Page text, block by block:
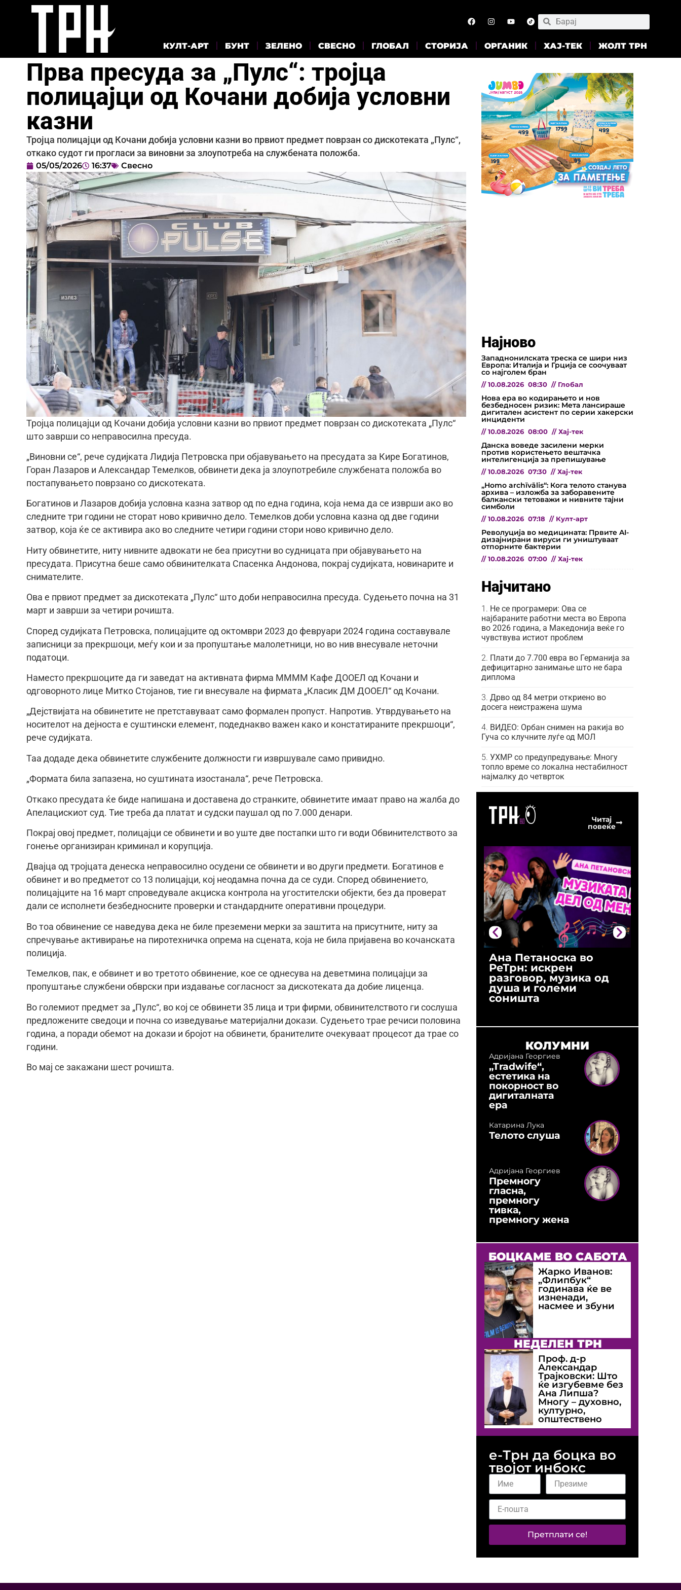
КУЛТ-АРТ БУНТ ЗЕЛЕНО СВЕСНО ГЛОБАЛ СТОРИЈА ОРГАНИК ХАЈ-ТЕК ЖОЛТ ТРН
Прва пресуда за „Пулс“: тројца
полицајци од Кочани добија условни
казни
Тројца полицајци од Кочани добија условни казни во првиот предмет поврзан со дискотеката „Пулс“,
откако судот ги прогласи за виновни за злоупотреба на службената положба.
05/05/2026 16:37 Свесно
Тројца полицајци од Кочани добија условни казни во првиот предмет поврзан со дискотеката „Пулс“
што заврши со неправосилна пресуда.
„Виновни се“, рече судијката Лидија Петровска при објавувањето на пресудата за Кире Богатинов,
Горан Лазаров и Александар Темелков, обвинети дека ја злоупотребиле службената положба во
постапувањето поврзано со дискотеката.
Богатинов и Лазаров добија условна казна затвор од по една година, која нема да се изврши ако во
следните три години не сторат ново кривично дело. Темелков доби условна казна од две години
затвор, која ќе се активира ако во следните четири години стори ново кривично дело.
Ниту обвинетите, ниту нивните адвокати не беа присутни во судницата при објавувањето на
пресудата. Присутна беше само обвинителката Спасенка Андонова, покрај судијката, новинарите и
снимателите.
Ова е првиот предмет за дискотеката „Пулс“ што доби неправосилна пресуда. Судењето почна на 31
март и заврши за четири рочишта.
Според судијката Петровска, полицајците од октомври 2023 до февруари 2024 година составувале
записници за прекршоци, меѓу кои и за пропуштање малолетници, но во нив внесувале неточни
податоци.
Наместо прекршоците да ги заведат на активната фирма ММММ Кафе ДООЕЛ од Кочани и
одговорното лице Митко Стојанов, тие ги внесувале на фирмата „Класик ДМ ДООЕЛ“ од Кочани.
„Дејствијата на обвинетите не претставуваат само формален пропуст. Напротив. Утврдувањето на
носителот на дејноста е суштински елемент, подеднакво важен како и констатираните прекршоци“,
рече судијката.
Таа додаде дека обвинетите службените должности ги извршувале само привидно.
„Формата била запазена, но суштината изостанала“, рече Петровска.
Откако пресудата ќе биде напишана и доставена до странките, обвинетите имаат право на жалба до
Апелацискиот суд. Тие треба да платат и судски паушал од по 7.000 денари.
Покрај овој предмет, полицајци се обвинети и во уште две постапки што ги води Обвинителството за
гонење организиран криминал и корупција.
Двајца од тројцата денеска неправосилно осудени се обвинети и во други предмети. Богатинов е
обвинет и во предметот со 13 полицајци, кој неодамна почна да се суди. Според обвинението,
полицајците на 16 март спроведувале акциска контрола на угостителски објекти, без да проверат
дали се исполнети безбедносните проверки и стандардните оперативни процедури.
Во тоа обвинение се наведува дека не биле преземени мерки за заштита на присутните, ниту за
спречување активирање на пиротехничка опрема на сцената, која не била пријавена во кочанската
полиција.
Темелков, пак, е обвинет и во третото обвинение, кое се однесува на деветмина полицајци за
пропуштање службени обврски при издавање согласност за дискотеката да добие лиценца.
Во големиот предмет за „Пулс“, во кој се обвинети 35 лица и три фирми, обвинителството ги сослуша
предложените сведоци и почна со изведување материјални докази. Судењето трае речиси половина
година, а поради обемот на докази и бројот на обвинети, бранителите очекуваат процесот да трае со
години.
Во мај се закажани шест рочишта.
Најново
Западнонилската треска се шири низ
Европа: Италија и Грција се соочуваат
со најголем бран
// 10.08.2026 08:30 // Глобал
Нова ера во кодирањето и нов
безбедносен ризик: Мета лансираше
дигитален асистент по серии хакерски
инциденти
// 10.08.2026 08:00 // Хај-тек
Данска воведе засилени мерки
против користењето вештачка
интелигенција за препишување
// 10.08.2026 07:30 // Хај-тек
„Homo archīvālis“: Кога телото станува
архива – изложба за заборавените
балкански тетоважи и нивните тајни
симболи
// 10.08.2026 07:18 // Култ-арт
Револуција во медицината: Првите AI-
дизајнирани вируси ги уништуваат
отпорните бактерии
// 10.08.2026 07:00 // Хај-тек
Најчитано
Не се програмери: Ова се
најбараните работни места во Европа
во 2026 година, а Македонија веќе го
чувствува истиот проблем
Плати до 7.700 евра во Германија за
дефицитарно занимање што не бара
диплома
Дрво од 84 метри откриено во
досега неистражена шума
ВИДЕО: Орбан снимен на ракија во
Гуча со клучните луѓе од МОЛ
УХМР со предупредување: Многу
топло време со локална нестабилност
најмалку до четврток
Читај
повеќе
Ана Петаноска во
РеТрн: искрен
разговор, музика од
душа и големи
соништа
КОЛУМНИ
Адријана Георгиев
„Tradwife“,
естетика на
покорност во
дигиталната
ера
Катарина Лука
Телото слуша
Адријана Георгиев
Премногу
гласна,
премногу
тивка,
премногу жена
БОЦКАМЕ ВО САБОТА
Жарко Иванов:
„Флипбук“
годинава ќе ве
изненади,
насмее и збуни
НЕДЕЛЕН ТРН
Проф. д-р
Александар
Трајковски: Што
ќе изгубевме без
Ана Липша?
Многу – духовно,
културно,
општествено
е-Трн да боцка во
твојот инбокс
Претплати се!